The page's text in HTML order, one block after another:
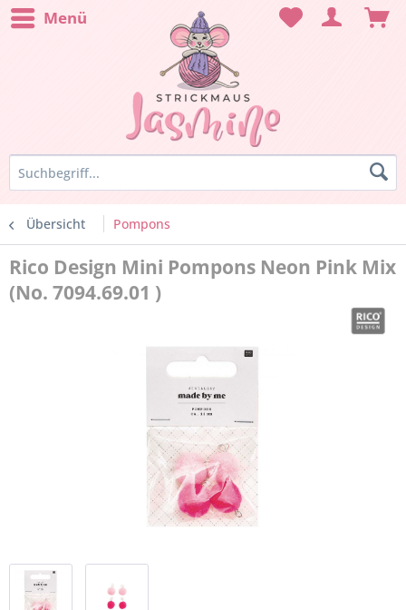
Menü
Übersicht Pompons
Rico Design Mini Pompons Neon Pink Mix
(No. 7094.69.01 )